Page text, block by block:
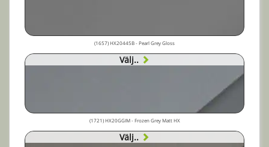
(1657) HX20445B - Pearl Grey Gloss
Välj..
(1721) HX20GGIM - Frozen Grey Matt HX
Välj..